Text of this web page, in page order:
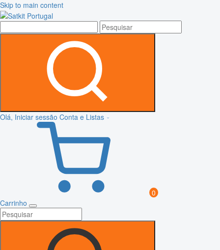
Skip to main content
Olá, Iniciar sessão Conta e Listas
0
Carrinho